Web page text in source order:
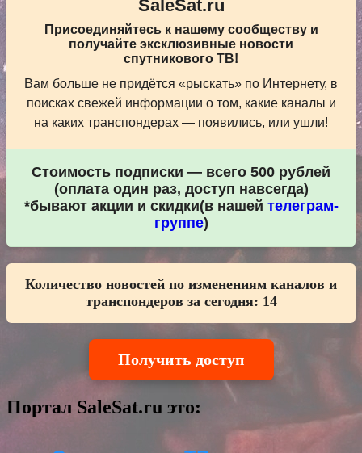
SaleSat.ru
Присоединяйтесь к нашему сообществу и
получайте эксклюзивные новости
спутникового ТВ!
Вам больше не придётся «рыскать» по Интернету, в
поисках свежей информации о том, какие каналы и
на каких транспондерах — появились, или ушли!
Стоимость подписки — всего 500 рублей
(оплата один раз, доступ навсегда)
*бывают акции и скидки(в нашей телеграм-
группе)
Количество новостей по изменениям каналов и
транспондеров за сегодня: 14
Получить доступ
Портал SaleSat.ru это: